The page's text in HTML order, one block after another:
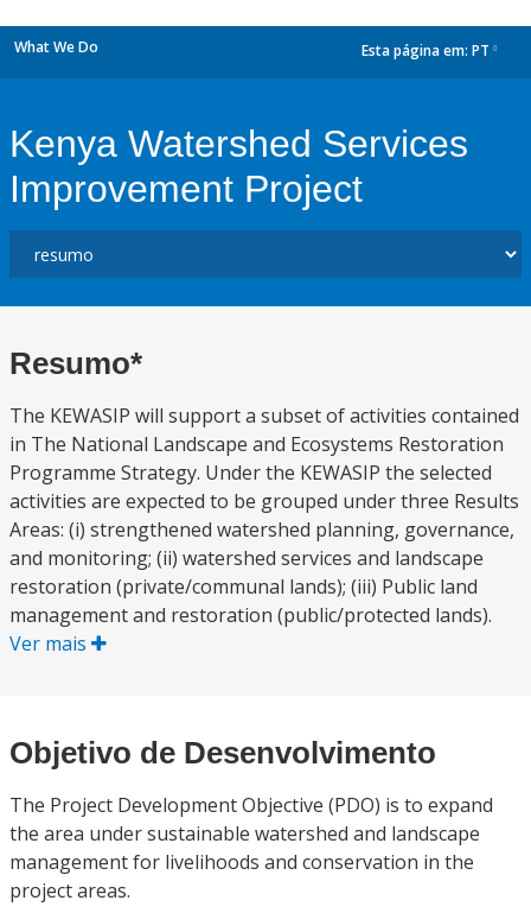
What We Do Esta página em: PT
Kenya Watershed Services
Improvement Project
Resumo*
The KEWASIP will support a subset of activities contained
in The National Landscape and Ecosystems Restoration
Programme Strategy. Under the KEWASIP the selected
activities are expected to be grouped under three Results
Areas: (i) strengthened watershed planning, governance,
and monitoring; (ii) watershed services and landscape
restoration (private/communal lands); (iii) Public land
management and restoration (public/protected lands).
Ver mais
Objetivo de Desenvolvimento
The Project Development Objective (PDO) is to expand
the area under sustainable watershed and landscape
management for livelihoods and conservation in the
project areas.